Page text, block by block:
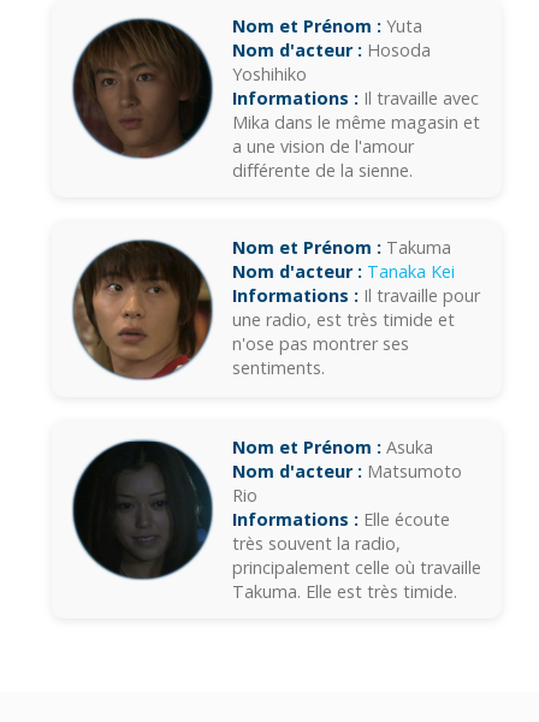
Nom et Prénom : Yuta
Nom d'acteur : Hosoda
Yoshihiko
Informations : Il travaille avec
Mika dans le même magasin et
a une vision de l'amour
différente de la sienne.
Nom et Prénom : Takuma
Nom d'acteur : Tanaka Kei
Informations : Il travaille pour
une radio, est très timide et
n'ose pas montrer ses
sentiments.
Nom et Prénom : Asuka
Nom d'acteur : Matsumoto
Rio
Informations : Elle écoute
très souvent la radio,
principalement celle où travaille
Takuma. Elle est très timide.